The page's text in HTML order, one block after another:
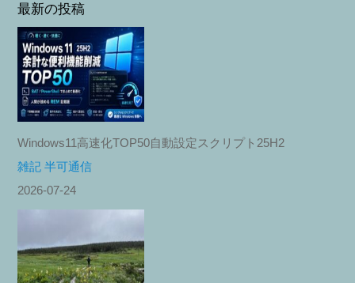
最新の投稿
Windows11高速化TOP50自動設定スクリプト25H2
雑記 半可通信
2026-07-24